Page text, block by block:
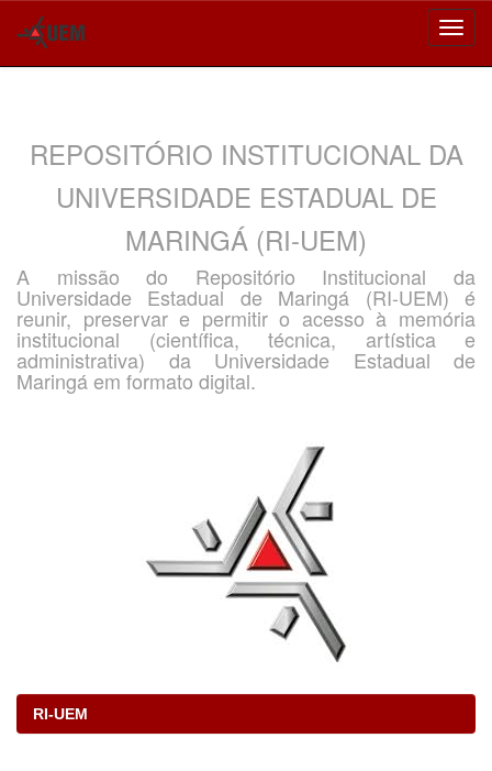
REPOSITÓRIO INSTITUCIONAL DA
UNIVERSIDADE ESTADUAL DE
MARINGÁ (RI-UEM)
A missão do Repositório Institucional da
Universidade Estadual de Maringá (RI-UEM) é
reunir, preservar e permitir o acesso à memória
institucional (científica, técnica, artística e
administrativa) da Universidade Estadual de
Maringá em formato digital.
RI-UEM